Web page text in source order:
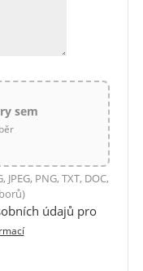
sem
PNG, TXT, DOC,
údajů pro